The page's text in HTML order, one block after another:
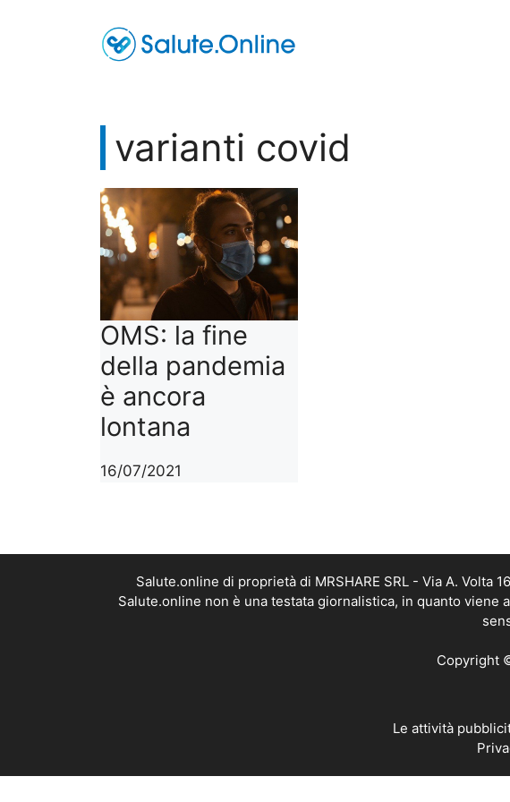
varianti covid
OMS: la fine
della pandemia
è ancora
lontana
16/07/2021
Salute.online di proprietà di MRSHARE SRL - Via A. Volta
Salute.online non è una testata giornalistica, in quanto
Copyright
Le attività